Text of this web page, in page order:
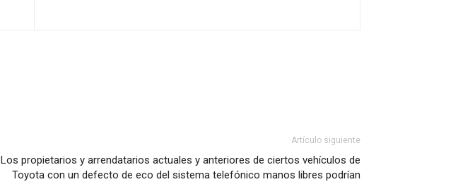
Artículo siguiente
Los propietarios y arrendatarios actuales y anteriores de ciertos vehículos de
Toyota con un defecto de eco del sistema telefónico manos libres podrían